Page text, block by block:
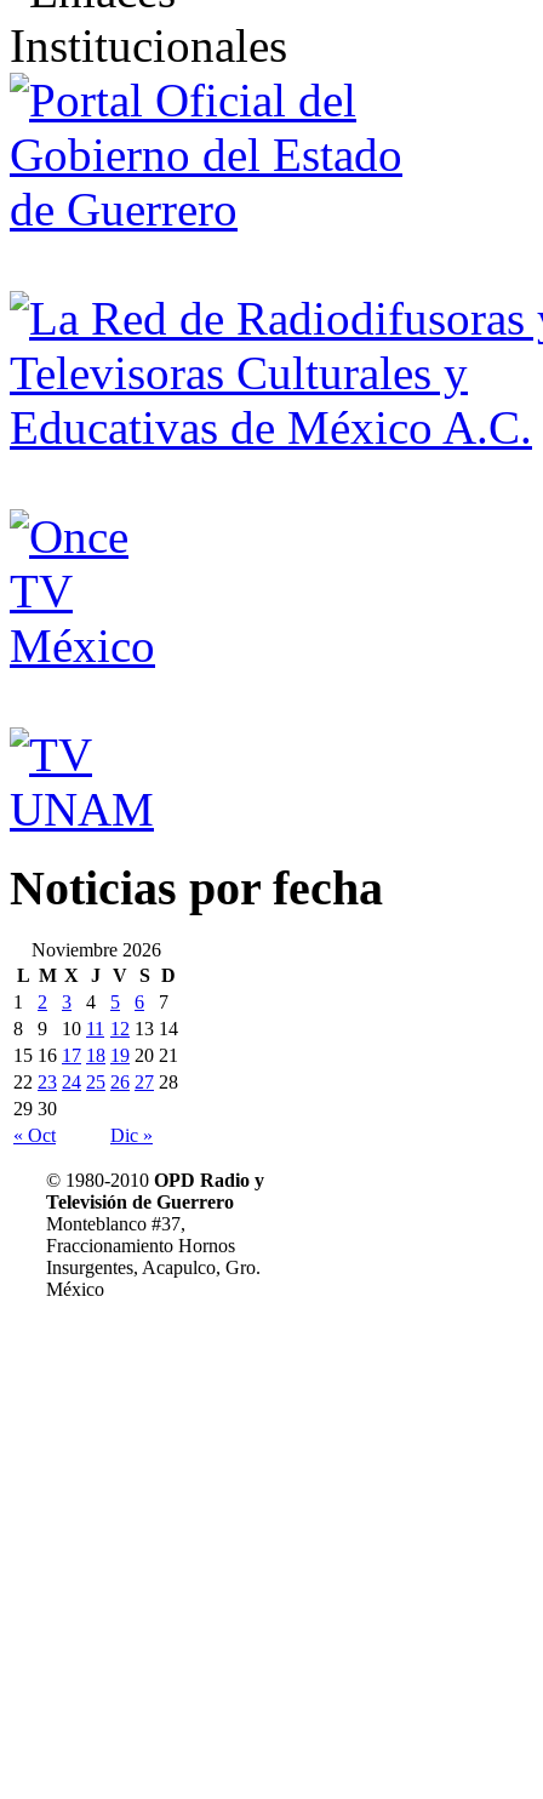
Noticias por fecha
Noviembre 2026
L M X J V S D
« Oct Dic »
1 2 3 4 5 6
7
8
9 10 11 12 13 14
15 16 17 18 19 20 21
22 23 24 25 26 27 28
29 30
© 1980-2010 OPD Radio y
Televisión de Guerrero
Monteblanco #37,
Fraccionamiento Hornos
Insurgentes, Acapulco, Gro.
México